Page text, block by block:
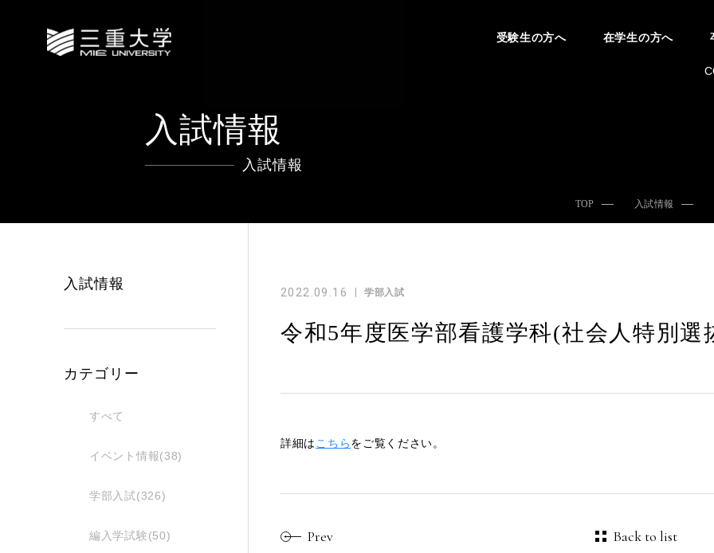
受験生の方へ 在学生の方へ
入試情報
入試情報
TOP 入試情報
2022.09.16 学部入試
令和5年度医学部看護学科(社会人特別選
詳細は こちらをご覧ください。
Prev Back to list
入試情報
カテゴリー
すべて
イベント情報(38)
学部入試(326)
編入学試験(50)